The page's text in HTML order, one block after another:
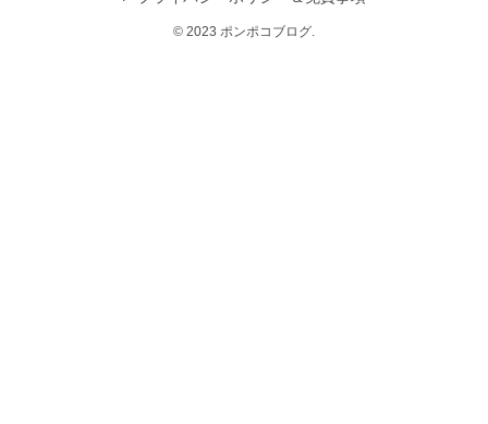
© 2023 ポンポコブログ.